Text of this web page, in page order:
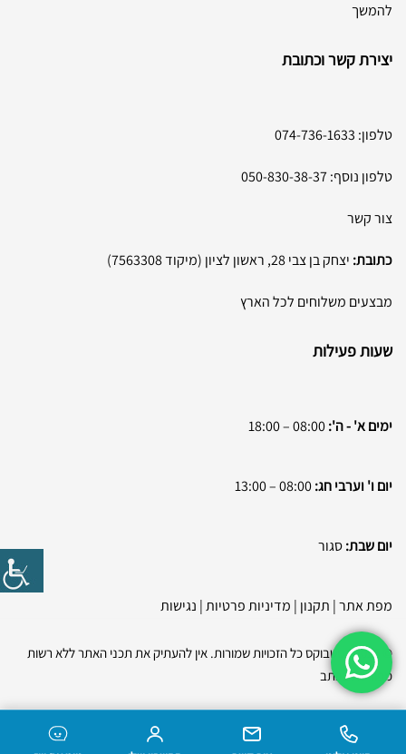
להמשך
יצירת קשר וכתובת
טלפון: 074-736-1633
טלפון נוסף:050-830-38-37
צור קשר
כתובת: יצחק בן צבי 28, ראשון לציון (מיקוד 7563308)
מבצעים משלוחים לכל הארץ
שעות פעילות
ימים א' - ה':
יום ו' וערבי חג:
יום שבת:סגור
מפת אתר| תקנון | מדיניות פרטיות| נגישות
© 2026 בסטבוקס כל הזכויות שמורות. אין להעתיק את תכני האתר ללא רשות
מפורשת בכתב